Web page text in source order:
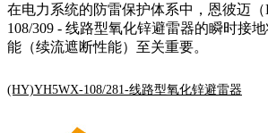
在电力系统的防雷保护体系中，恩彼迈
108/309 - 线路型氧化锌避雷器的瞬时接
能（续流遮断性能）至关重要。
(HY)YH5WX-108/281-线路型氧化锌避雷器